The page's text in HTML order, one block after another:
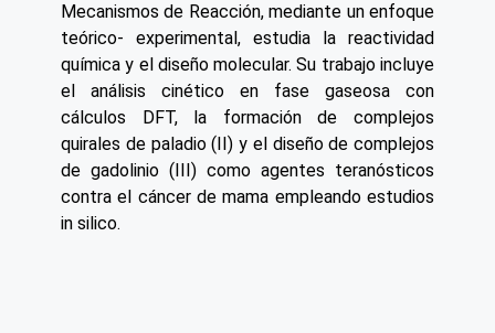
Mecanismos de Reacción, mediante un enfoque
teórico- experimental, estudia la reactividad
química y el diseño molecular. Su trabajo incluye
el análisis cinético en fase gaseosa con
cálculos DFT, la formación de complejos
quirales de paladio (II) y el diseño de complejos
de gadolinio (III) como agentes teranósticos
contra el cáncer de mama empleando estudios
in silico.